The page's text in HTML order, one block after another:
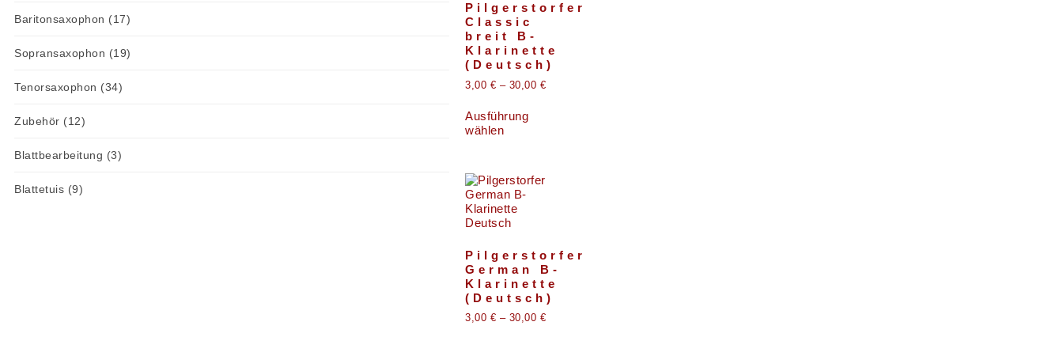
Baritonsaxophon (17)
Sopransaxophon (19)
Tenorsaxophon (34)
Zubehör (12)
Blattbearbeitung (3)
Blattetuis (9)
Pilgerstorfer
Classic
breit B-
Klarinette
(Deutsch)
3,00 € – 30,00 €
Ausführung
wählen
Pilgerstorfer
German B-
Klarinette
(Deutsch)
3,00 € – 30,00 €